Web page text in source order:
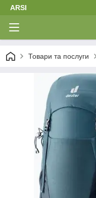
ARSI
Товари та послуги